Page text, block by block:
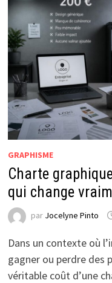
GRAPHISME
Charte
qui change
par Jocelyne Pinto
Dans un contexte où
gagner ou perdre des
véritable coût d’une